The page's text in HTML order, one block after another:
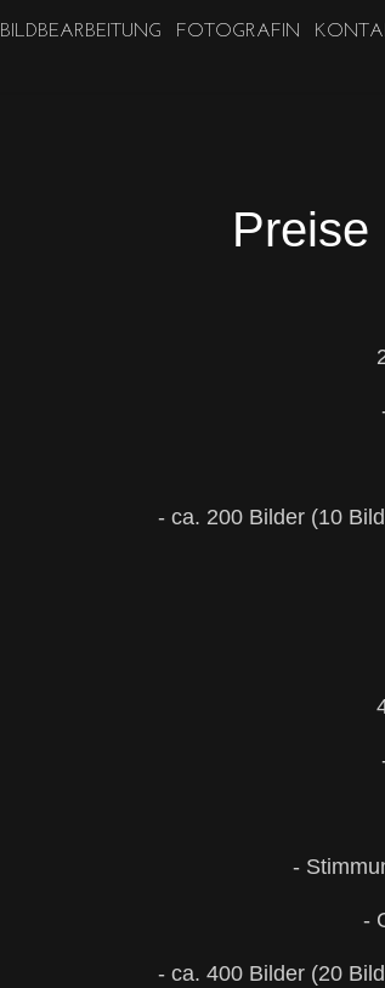
BILDBEARBEITUNG FOTOGRAFIN
Preise
- ca. 200 Bilder (10
-
-
- ca. 400 Bilder (20